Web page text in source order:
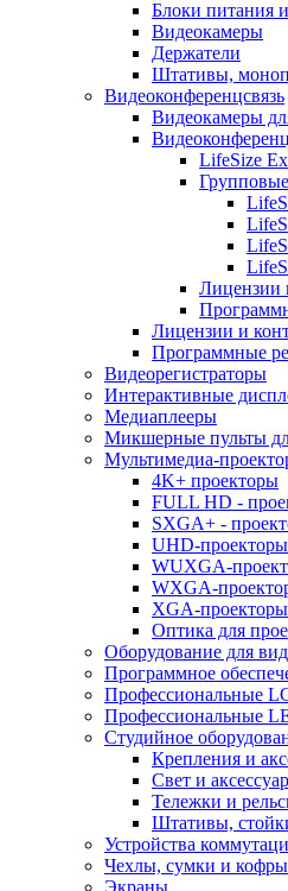
Блоки питания
Видеокамеры
Держатели
Штативы,
Видеоконференцсвязь
Видеокамеры
LifeSize
Лицензии
Лицензии и
Программные
Видеорегистраторы
Интерактивные
Медиаплееры
Микшерные пульты
Мультимедиа-
4K+ проекторы
FULL HD -
SXGA+ -
UHD-проекторы
WUXGA-
WXGA-
XGA-проекторы
Оптика для
Оборудование для
Программное
Профессиональные
Профессиональные
Студийное
Крепления и
Свет и
Тележки и
Штативы,
Устройства
Чехлы, сумки и кофры
Экраны